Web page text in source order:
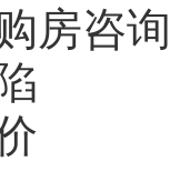
房咨询